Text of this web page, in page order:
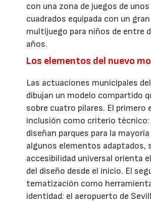
con una zona de juegos de
cuadrados equipada con un
multijuego para niños de entre
años.
Los elementos del nuevo
Las actuaciones municipales
dibujan un modelo compartido
sobre cuatro pilares. El primero
inclusión como criterio técnico:
diseñan parques para la
algunos elementos adaptados,
accesibilidad universal orienta
del diseño desde el inicio. El
tematización como
identidad: el aeropuerto de